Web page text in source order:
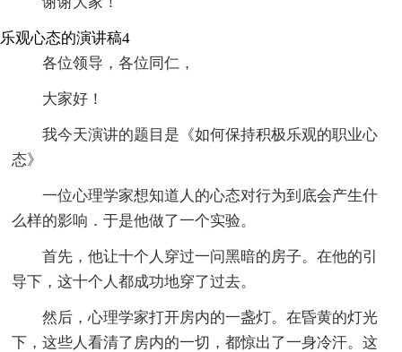
乐观心态的演讲稿4
各位领导，各位同仁，
大家好！
我今天演讲的题目是《如何保持积极乐观的职业心
态》
一位心理学家想知道人的心态对行为到底会产生什
么样的影响．于是他做了一个实验。
首先，他让十个人穿过一问黑暗的房子。在他的引
导下，这十个人都成功地穿了过去。
然后，心理学家打开房内的一盏灯。在昏黄的灯光
下，这些人看清了房内的一切，都惊出了一身冷汗。这